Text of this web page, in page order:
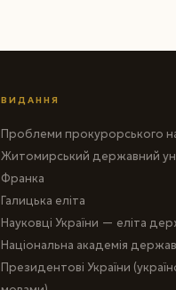
ВИДАННЯ
Проблеми прокурорського
Житомирський державний
Франка
Галицька еліта
Науковці України — еліта
Національна академія
Президентові України